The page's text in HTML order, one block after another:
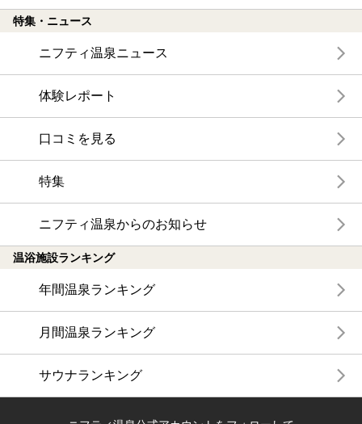
特集・ニュース
ニフティ温泉ニュース
体験レポート
口コミを見る
特集
ニフティ温泉からのお知らせ
温浴施設ランキング
年間温泉ランキング
月間温泉ランキング
サウナランキング